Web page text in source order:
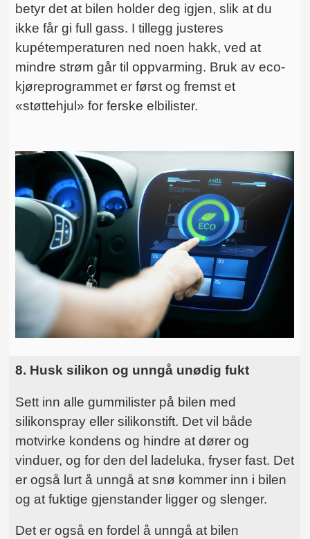
betyr det at bilen holder deg igjen, slik at du
ikke får gi full gass. I tillegg justeres
kupétemperaturen ned noen hakk, ved at
mindre strøm går til oppvarming. Bruk av eco-
kjøreprogrammet er først og fremst et
«støttehjul» for ferske elbilister.
8. Husk silikon og unngå unødig fukt
Sett inn alle gummilister på bilen med
silikonspray eller silikonstift. Det vil både
motvirke kondens og hindre at dører og
vinduer, og for den del ladeluka, fryser fast. Det
er også lurt å unngå at snø kommer inn i bilen
og at fuktige gjenstander ligger og slenger.
Det er også en fordel å unngå at bilen